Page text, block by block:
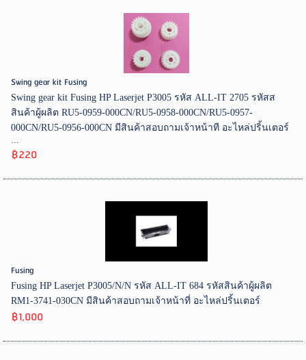
Swing gear kit Fusing
Swing gear kit Fusing HP Laserjet P3005 รหัส ALL-IT 2705 รหัสส
สินค้าผู้ผลิต RU5-0959-000CN/RU5-0958-000CN/RU5-0957-
000CN/RU5-0956-000CN มีสินค้าสอบถามเจ้าหน้าที อะไหล่ปริ้นเตอร์
฿220
Fusing
Fusing HP Laserjet P3005/N/N รหัส ALL-IT 684 รหัสสินค้าผู้ผลิต
RM1-3741-030CN มีสินค้าสอบถามเจ้าหน้าที่ อะไหล่ปริ้นเตอร์
฿1,000